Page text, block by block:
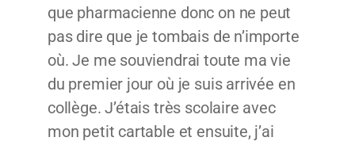
que pharmacienne donc on ne peut
pas dire que je tombais de n’importe
où. Je me souviendrai toute ma vie
du premier jour où je suis arrivée en
collège. J’étais très scolaire avec
mon petit cartable et ensuite, j’ai